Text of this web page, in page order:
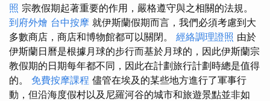
照 宗教假期起著重要的作用，嚴格遵守與之相關的法規。
到府外燴 台中按摩 就伊斯蘭假期而言，我們必須考慮到大
多數商店，商店和博物館都可以關閉。 經絡調理證照 由於
伊斯蘭日曆是根據月球的步行而基於月球的，因此伊斯蘭宗
教假期的日期每年都不同，因此在計劃旅行計劃時總是值得
的。 免費按摩課程 儘管在埃及的某些地方進行了軍事行
動，但沿海度假村以及尼羅河谷的城市和旅遊景點並非如